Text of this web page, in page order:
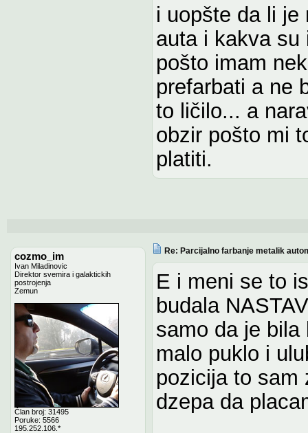
i uopšte da li je
auta i kakva su
pošto imam
prefarbati a ne
to ličilo... a
obzir pošto mi
platiti.
cozmo_im
Ivan Miladinovic
Direktor svemira i galaktickih
postrojenja
Zemun
Član broj: 31495
Poruke: 5566
195.252.106.*
Re: Parcijalno farbanje metalik
E i meni se to
budala
samo da je bila
malo puklo i
pozicija to sam
dzepa da